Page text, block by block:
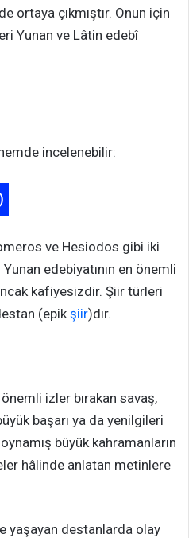
ortaya çıkmıştır. Onun için
Yunan ve Lâtin edebî
incelenebilir:
ve Hesiodos gibi iki
edebiyatının en önemli
kafiyesizdir. Şiir türleri
(epikşiir)dır.
izler bırakan savaş,
başarı ya da yenilgileri
büyük kahramanların
hâlinde anlatan metinlere
yaşayan destanlarda olay